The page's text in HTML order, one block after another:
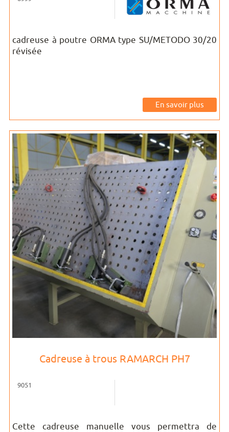
cadreuse à poutre ORMA type SU/METODO 30/20
révisée
En savoir plus
Cadreuse à trous RAMARCH PH7
9051
Cette cadreuse manuelle vous permettra de